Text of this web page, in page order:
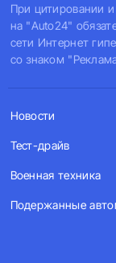
При цитировании
на "Auto24"
сети Интернет
со знаком
Новости
Тест-драйв
Военная техника
Подержанные